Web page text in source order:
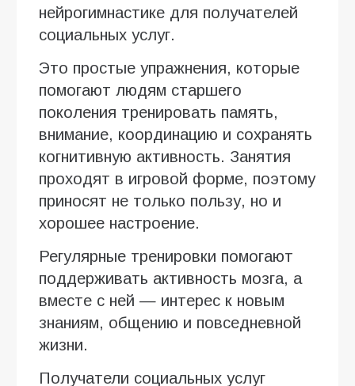
нейрогимнастике для получателей
социальных услуг.
Это простые упражнения, которые
помогают людям старшего
поколения тренировать память,
внимание, координацию и сохранять
когнитивную активность. Занятия
проходят в игровой форме, поэтому
приносят не только пользу, но и
хорошее настроение.
Регулярные тренировки помогают
поддерживать активность мозга, а
вместе с ней — интерес к новым
знаниям, общению и повседневной
жизни.
Получатели социальных услуг